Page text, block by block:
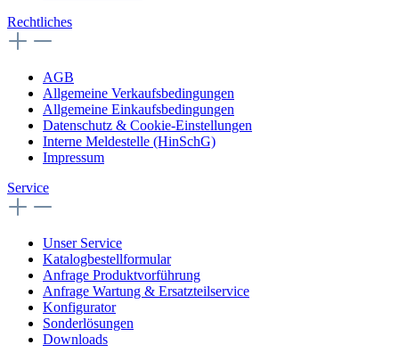
Rechtliches
AGB
Allgemeine Verkaufsbedingungen
Allgemeine Einkaufsbedingungen
Datenschutz & Cookie-Einstellungen
Interne Meldestelle (HinSchG)
Impressum
Service
Unser Service
Katalogbestellformular
Anfrage Produktvorführung
Anfrage Wartung & Ersatzteilservice
Konfigurator
Sonderlösungen
Downloads